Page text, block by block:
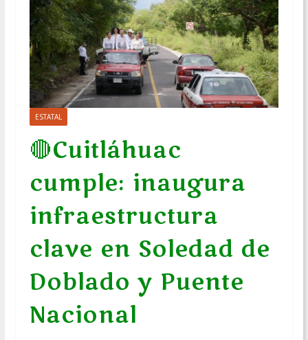
ESTATAL
🔴Cuitláhuac
cumple: inaugura
infraestructura
clave en Soledad de
Doblado y Puente
Nacional